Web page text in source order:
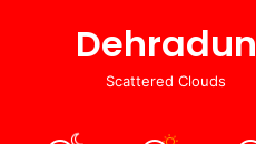
Dehradun
Scattered Clouds